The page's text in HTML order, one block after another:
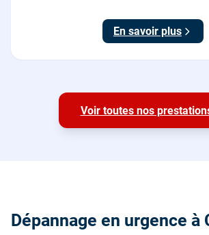
sol, réglage et essais. 995 euros HT
En savoir plus
Voir toutes nos
Dépannage en urgence à